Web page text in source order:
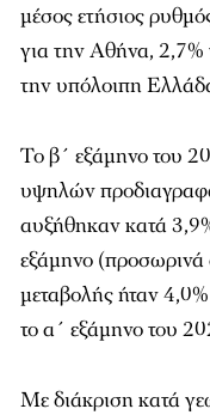
μέσος ετήσιος
για την Αθήνα, 2,7%
την υπόλοιπη
Το β΄ εξάμηνο του
υψηλών
αυξήθηκαν κατά
εξάμηνο (προσωρινά
μεταβολής ήταν
το α΄ εξάμηνο του
Με διάκριση κατά